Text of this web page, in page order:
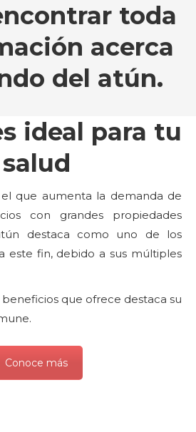
toda
acerca
del atún.
ideal para tu
salud
que aumenta la demanda de
con grandes propiedades
destaca como uno de los
este fin, debido a sus múltiples
que ofrece destaca su
Conoce más